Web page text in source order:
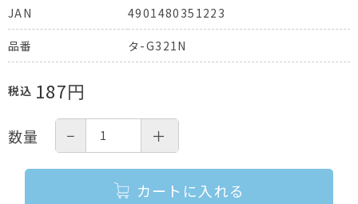
JAN
4901480351223
品番 タ-G321N
税込 187円
数量 − ＋
カートに入れる